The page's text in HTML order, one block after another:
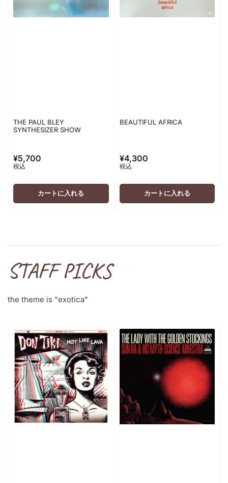
THE PAUL BLEY
SYNTHESIZER SHOW
通
常
価
¥5,700
税込
カートに入れる
BEAUTIFUL AFRICA
通
常
価
¥4,300
税込
カートに入れる
STAFF PICKS
the theme is "exotica"